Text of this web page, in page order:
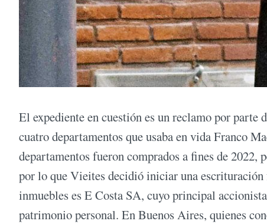
El expediente en cuestión es un reclamo por parte
cuatro departamentos que usaba en vida Franco
departamentos fueron comprados a fines de 2022,
por lo que Vieites decidió iniciar una escrituración
inmuebles es E Costa SA, cuyo principal
patrimonio personal. En Buenos Aires, quienes